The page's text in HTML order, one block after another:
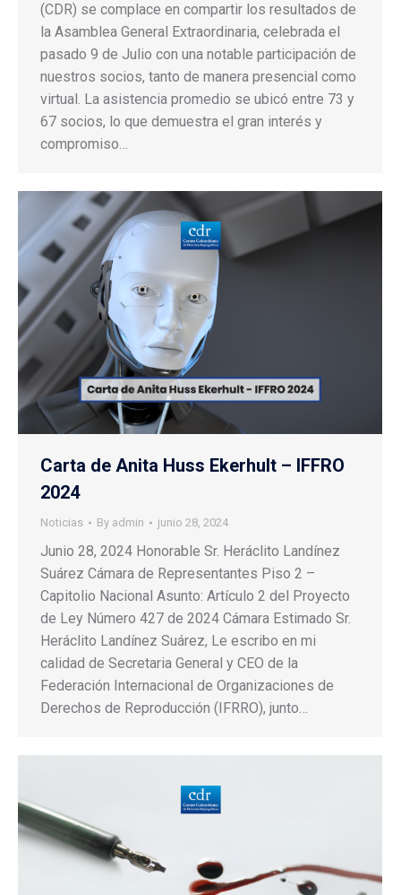
(CDR) se complace en compartir los resultados de
la Asamblea General Extraordinaria, celebrada el
pasado 9 de Julio con una notable participación de
nuestros socios, tanto de manera presencial como
virtual. La asistencia promedio se ubicó entre 73 y
67 socios, lo que demuestra el gran interés y
compromiso…
Carta de Anita Huss Ekerhult – IFFRO
2024
Noticias By admin junio 28, 2024
Junio 28, 2024 Honorable Sr. Heráclito Landínez
Suárez Cámara de Representantes Piso 2 –
Capitolio Nacional Asunto: Artículo 2 del Proyecto
de Ley Número 427 de 2024 Cámara Estimado Sr.
Heráclito Landínez Suárez, Le escribo en mi
calidad de Secretaria General y CEO de la
Federación Internacional de Organizaciones de
Derechos de Reproducción (IFRRO), junto…